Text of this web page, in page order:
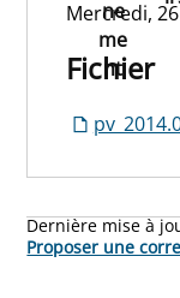
ne
me
nt
Mercredi,
Fichier
Dernière mise à
Proposer une